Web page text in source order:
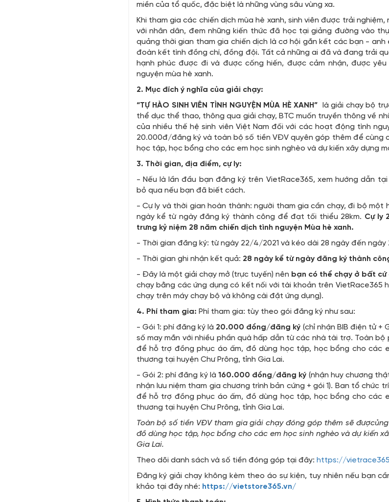
miền của tổ quốc, đặc biệt là những vùng sâu vùng xa.
Khi tham gia các chiến dịch mùa hè xanh, sinh viên được trải
với nhân dân, đem những kiến thức đã học tại giảng đường vào
quảng thời gian tham gia chiến dịch là cơ hội gắn kết các bạn -
đoàn kết tình đồng chí, đồng đội. Tất cả những ai đã và đang trải
hạnh phúc được đi và được cống hiến, được cảm nhận, được
nguyện mùa hè xanh.
2. Mục đích ý nghĩa của giải chạy:
“TỰ HÀO SINH VIÊN TÌNH NGUYỆN MÙA HÈ XANH”
là giải chạy bộ
thể dục thể thao, thông qua giải chạy, BTC muốn truyền thông về
của nhiều thế hệ sinh viên Việt Nam đối với các hoạt động tình
20.000đ/đăng ký và toàn bộ số tiền VĐV quyên góp thêm để cùng
học tập, học bổng cho các em học sinh nghèo và dự kiến xây dựng
3. Thời gian, địa điểm, cự ly:
- Nếu là lần đầu bạn đăng ký trên VietRace365, xem hướng dẫn tại
bỏ qua nếu bạn đã biết cách.
- Cự ly và thời gian hoàn thành: người tham gia cần chạy, đi bộ
ngày kể từ ngày đăng ký thành công để đạt tối thiểu 28km. Cự ly
trưng kỷ niệm 28 năm chiến dịch tình nguyện Mùa hè xanh.
- Thời gian đăng ký: từ ngày 22/4/2021 và kéo dài 28 ngày đến ngày
- Thời gian ghi nhận kết quả: 28 ngày kể từ ngày đăng ký thành
- Đây là một giải chạy mở (trực tuyến) nên bạn có thể chạy ở bất
chạy bằng các ứng dụng có kết nối với tài khoản trên VietRace365
chạy trên máy chạy bộ và không cài đặt ứng dụng).
4. Phí tham gia: Phí tham gia: tùy theo gói đăng ký như sau:
- Gói 1: phí đăng ký là 20.000 đồng/đăng ký (chỉ nhận BIB điện tử +
số may mắn với nhiều phần quà hấp dẫn từ các nhà tài trợ. Toàn
để hỗ trợ đồng phục áo ấm, đồ dùng học tập, học bổng cho các
thương tại huyện Chư Prông, tỉnh Gia Lai.
- Gói 2: phí đăng ký là 160.000 đồng/đăng ký (nhận huy chương
nhận lưu niệm tham gia chương trình bản cứng + gói 1). Ban tổ chức
để hỗ trợ đồng phục áo ấm, đồ dùng học tập, học bổng cho các
thương tại huyện Chư Prông, tỉnh Gia Lai.
Toàn bộ số tiền VĐV tham gia giải chạy đóng góp thêm sẽ
đồ dùng học tập, học bổng cho các em học sinh nghèo và dự kiến
Gia Lai.
Theo dõi danh sách và số tiền đóng góp tại đây: https://
Đăng ký giải chạy không kèm theo áo sự kiện, tuy nhiên nếu bạn
khảo tại đây nhé: https://vietstore365.vn/